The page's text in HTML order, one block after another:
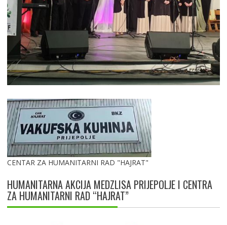
CENTAR ZA HUMANITARNI RAD "HAJRAT"
HUMANITARNA AKCIJA MEDZLISA PRIJEPOLJE I CENTRA
ZA HUMANITARNI RAD “HAJRAT”